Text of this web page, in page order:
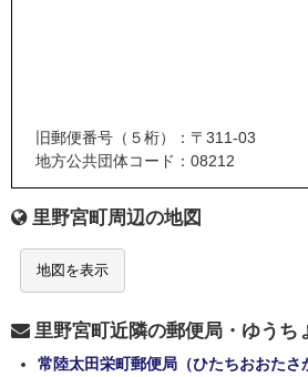
旧郵便番号（５桁）：〒311-03
地方公共団体コード：08212
里野宮町周辺の地図
地図を表示
里野宮町近隣の郵便局・ゆうち
常陸太田栄町郵便局（ひたちおおたさ